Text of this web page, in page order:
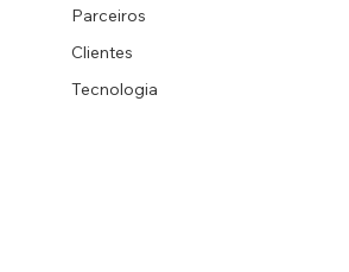
Parceiros
Clientes
Tecnologia